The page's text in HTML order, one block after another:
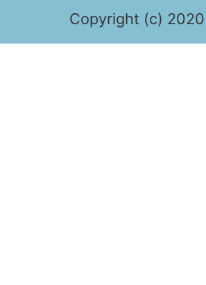
Copyright (c)